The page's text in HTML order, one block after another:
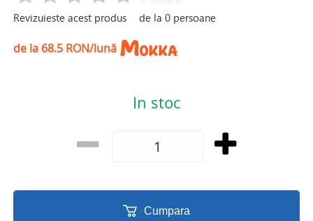
Revizuieste acest produs de la0 persoane
de la 68.5 RON/lună
In stoc
Cumpara